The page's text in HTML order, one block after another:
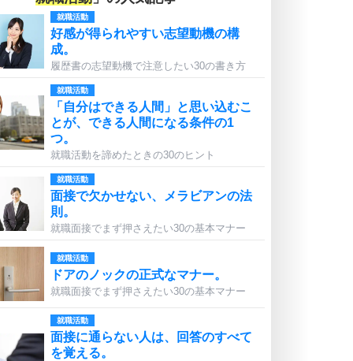
就職活動
好感が得られやすい志望動機の構
成。
履歴書の志望動機で注意したい30の書き方
就職活動
「自分はできる人間」と思い込むこ
とが、できる人間になる条件の1
つ。
就職活動を諦めたときの30のヒント
就職活動
面接で欠かせない、メラビアンの法
則。
就職面接でまず押さえたい30の基本マナー
就職活動
ドアのノックの正式なマナー。
就職面接でまず押さえたい30の基本マナー
就職活動
面接に通らない人は、回答のすべて
を覚える。